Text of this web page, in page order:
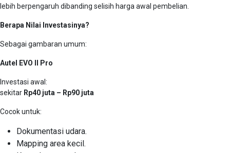
lebih berpengaruh dibanding selisih harga awal pembelian.
Berapa Nilai Investasinya?
Sebagai gambaran umum:
Autel EVO II Pro
Investasi awal:
sekitar Rp40 juta – Rp90 juta
Cocok untuk:
Dokumentasi udara.
Mapping area kecil.